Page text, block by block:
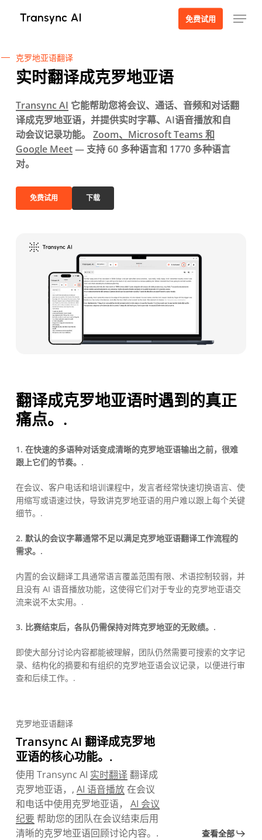
免费试用 菜单
克罗地亚语翻译
实时翻译成克罗地亚语
Transync AI 它能帮助您将会议、通话、音频和对话翻
译成克罗地亚语，并提供实时字幕、AI语音播放和自
动会议记录功能。 Zoom、Microsoft Teams 和
Google Meet— 支持 60 多种语言和 1770 多种语言
对。
免费试用 下载
翻译成克罗地亚语时遇到的真正
痛点。.
1. 在快速的多语种对话变成清晰的克罗地亚语输出之前，很难
跟上它们的节奏。.
在会议、客户电话和培训课程中，发言者经常快速切换语言、使
用缩写或语速过快，导致讲克罗地亚语的用户难以跟上每个关键
细节。.
2. 默认的会议字幕通常不足以满足克罗地亚语翻译工作流程的
需求。.
内置的会议翻译工具通常语言覆盖范围有限、术语控制较弱，并
且没有 AI 语音播放功能，这使得它们对于专业的克罗地亚语交
流来说不太实用。.
3. 比赛结束后，各队仍需保持对阵克罗地亚的无败绩。.
即使大部分讨论内容都能被理解，团队仍然需要可搜索的文字记
录、结构化的摘要和有组织的克罗地亚语会议记录，以便进行审
查和后续工作。.
克罗地亚语翻译
Transync AI 翻译成克罗地
亚语的核心功能。.
使用 Transync AI 实时翻译翻译成
克罗地亚语，,AI 语音播放在会议
和电话中使用克罗地亚语，AI 会议
纪要 帮助您的团队在会议结束后用
清晰的克罗地亚语回顾讨论内容。.
查看全部